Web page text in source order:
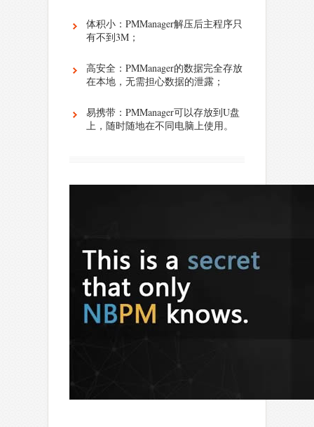
体积小：PMManager解压后主程序只
有不到3M；
高安全：PMManager的数据完全存放
在本地，无需担心数据的泄露；
易携带：PMManager可以存放到U盘
上，随时随地在不同电脑上使用。